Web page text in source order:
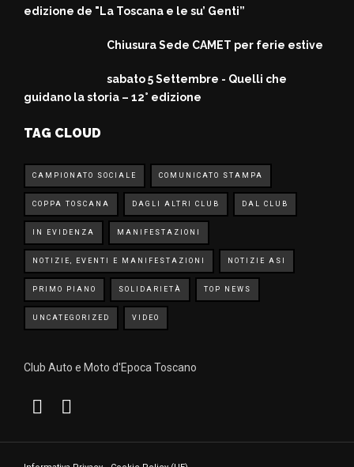
edizione de "La Toscana e le su’ Genti”
Chiusura Sede CAMET per ferie estive
sabato 5 Settembre - Quelli che
guidano la storia – 12° edizione
TAG CLOUD
CAMPIONATO SOCIALE COMUNICATO STAMPA
COPPA TOSCANA DAGLI ALTRI CLUB DAL CLUB
IN EVIDENZA MANIFESTAZIONI
NOTIZIE, EVENTI E MANIFESTAZIONI NOTIZIE ASI
PRIMO PIANO SOLIDARIETÀ TOP NEWS
UNCATEGORIZED VIDEO
Club Auto e Moto d'Epoca Toscano